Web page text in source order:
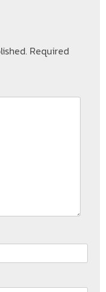
Required